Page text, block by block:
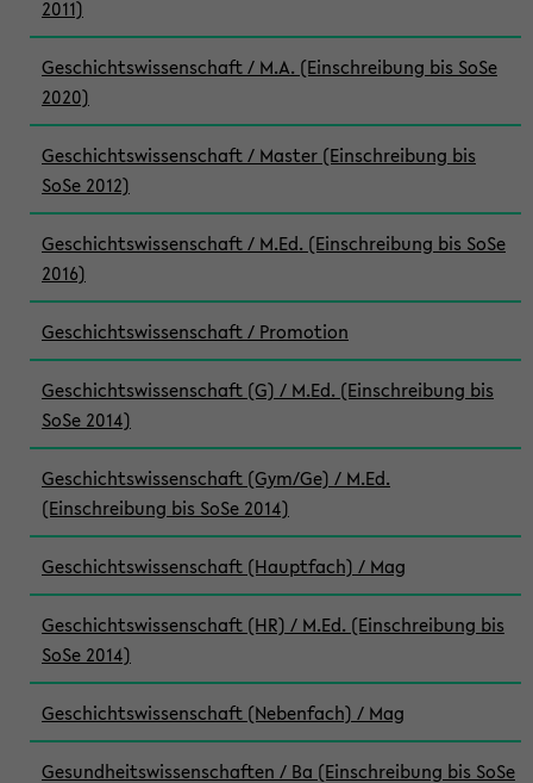
2011)
Geschichtswissenschaft / M.A. (Einschreibung bis SoSe
2020)
Geschichtswissenschaft / Master (Einschreibung bis
SoSe 2012)
Geschichtswissenschaft / M.Ed. (Einschreibung bis SoSe
2016)
Geschichtswissenschaft / Promotion
Geschichtswissenschaft (G) / M.Ed. (Einschreibung bis
SoSe 2014)
Geschichtswissenschaft (Gym/Ge) / M.Ed.
(Einschreibung bis SoSe 2014)
Geschichtswissenschaft (Hauptfach) / Mag
Geschichtswissenschaft (HR) / M.Ed. (Einschreibung bis
SoSe 2014)
Geschichtswissenschaft (Nebenfach) / Mag
Gesundheitswissenschaften / Ba (Einschreibung bis SoSe